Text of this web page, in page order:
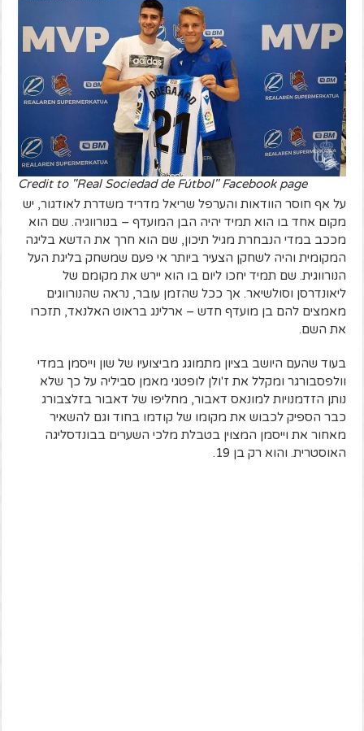
Credit to "Real Sociedad de Fútbol" Facebook page
על אף חוסר הוודאות והערפל שריאל מדריד משדרת לאודגור, יש
מקום אחד בו הוא תמיד יהיה הבן המועדף – בנורווגיה. שם הוא
מככב במדי הנבחרת מגיל תיכון, שם הוא חרך את הדשא בליגה
המקומית והיה לשחקן הצעיר ביותר אי פעם שמשחק בליגת העל
הנורווגית. שם תמיד יחכו ליום בו הוא יירש את מקומם של
ליאונדרסן וסולשיאר. אך ככל שהזמן עובר, נראה שהנורווגים
מאמצים להם בן מועדף חדש – ארלינג בראוט האלנאד, תזכרו
את השם.
בעוד שהעם היושב בציון מתמוגג מביצועיו של שון וייסמן במדי
וולפסבורגר ומקלל את ז'ולן לופטגי מאמן סביליה על כך שלא
נותן הזדמנויות למונאס דאבור, מחליפו של דאבור בזלצבורג
כבר הספיק לכבוש את מקומו של קודמו בחוד וגם להשאיר
מאחור את וייסמן המצוין בטבלת מלכי השערים בבונדסליגה
האוסטרית. והוא רק בן 19.